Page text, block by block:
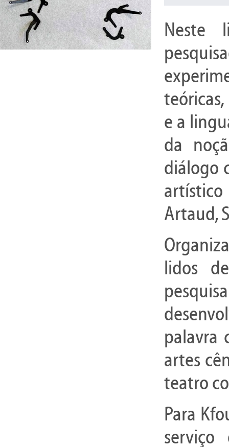
Neste
e a
da
diálogo
Artaud,
lidos
palavra
artes
teatro
Para
serviço